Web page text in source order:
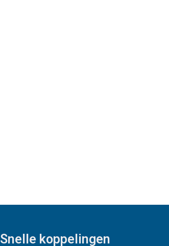
Snelle koppelingen